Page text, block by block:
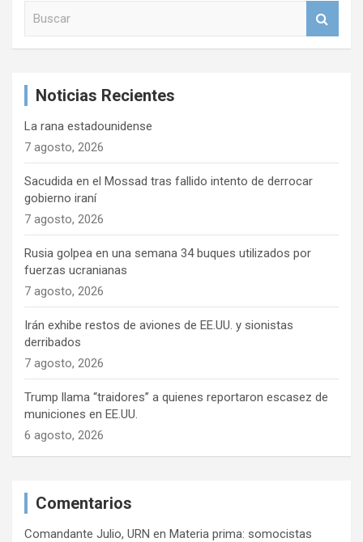
Noticias Recientes
La rana estadounidense
7 agosto, 2026
Sacudida en el Mossad tras fallido intento de derrocar
gobierno iraní
7 agosto, 2026
Rusia golpea en una semana 34 buques utilizados por
fuerzas ucranianas
7 agosto, 2026
Irán exhibe restos de aviones de EE.UU. y sionistas
derribados
7 agosto, 2026
Trump llama “traidores” a quienes reportaron escasez de
municiones en EE.UU.
6 agosto, 2026
Comentarios
Comandante Julio, URN en Materia prima: somocistas